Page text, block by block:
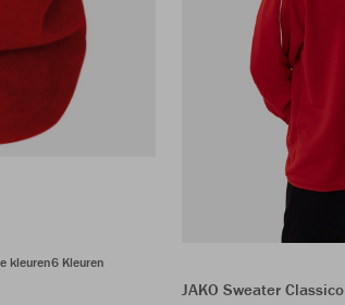
kleuren6 Kleuren
JAKO Sweater Classico